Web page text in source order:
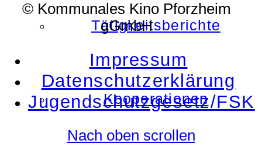
Tätigkeitsberichte
Kooperationen
© Kommunales Kino Pforzheim
gGmbH
Impressum
Datenschutzerklärung
Jugendschutzgesetz/FSK
Nach oben scrollen